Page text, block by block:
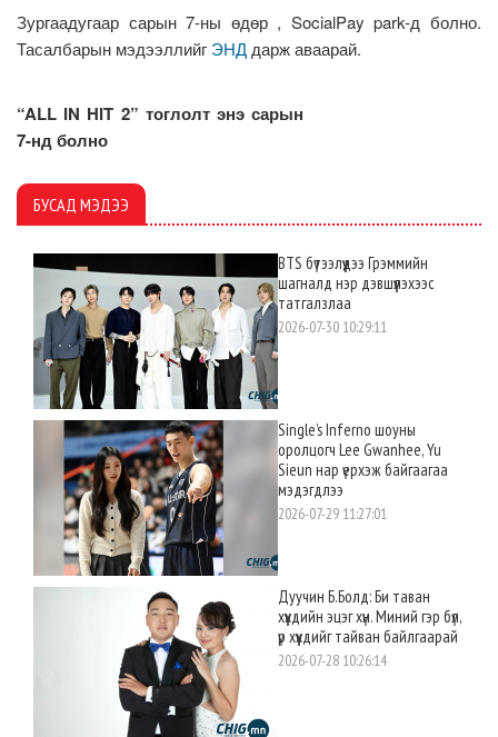
Зургаадугаар сарын 7-ны өдөр , SocialPay park-д болно.
Тасалбарын мэдээллийг ЭНД дарж аваарай.
“ALL IN HIT 2” тоглолт энэ сарын
7-нд болно
БУСАД МЭДЭЭ
BTS бүтээлүүдээ Грэммийн
шагналд нэр дэвшүүлэхээс
татгалзлаа
2026-07-30 10:29:11
Single’s Inferno шоуны
оролцогч Lee Gwanhee, Yu
Sieun нар үерхэж байгаагаа
мэдэгдлээ
2026-07-29 11:27:01
Дуучин Б.Болд: Би таван
хүүхдийн эцэг хүн. Миний гэр бүл,
үр хүүхдийг тайван байлгаарай
2026-07-28 10:26:14